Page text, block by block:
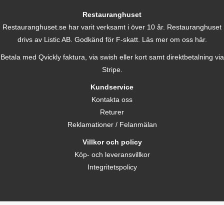
Restauranghuset
Restauranghuset.se har varit verksamt i över 10 år. Restauranghuset
drivs av Listic AB. Godkänd för F-skatt. Läs mer om oss här.
Betala med Qvickly faktura, via swish eller kort samt direktbetalning via
Stripe.
Kundservice
Kontakta oss
Returer
Reklamationer / Felanmälan
Villkor och policy
Köp- och leveransvillkor
Integritetspolicy